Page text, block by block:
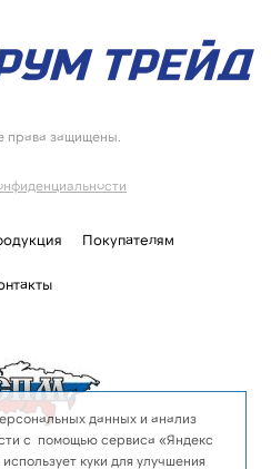
права защищены.
Покупателям
данных и анализ
с помощью сервиса «Яндекс
куки для улучшения